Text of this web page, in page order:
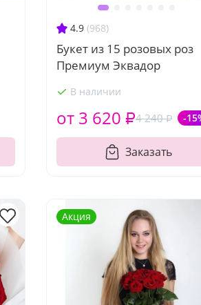
4.9 (968)
Букет из 15 розовых роз
Премиум Эквадор
В наличии
4 240 ₽ -
от 3 620 ₽
Заказать
Акция